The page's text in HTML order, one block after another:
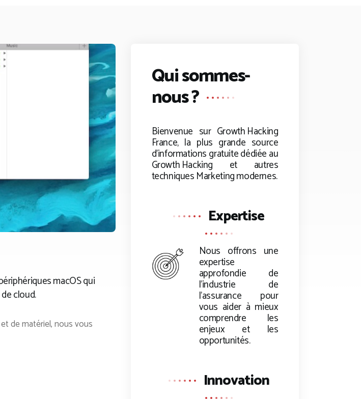
macOS qui
cloud.
de matériel, nous vous
Qui sommes-
nous ?
Bienvenue sur Growth Hacking
France, la plus grande source
d’informations gratuite dédiée au
Growth Hacking et autres
techniques Marketing modernes.
Expertise
Nous offrons une
expertise
approfondie de
l’industrie de
l’assurance pour
vous aider à mieux
comprendre les
enjeux et les
opportunités.
Innovation